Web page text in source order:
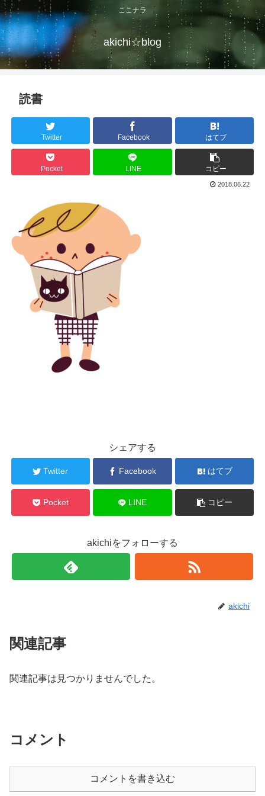
ここナラ
akichi☆blog
読書
Twitter Facebook はてブ
Pocket LINE コピー
2018.06.22
シェアする
Twitter Facebook はてブ
Pocket LINE コピー
akichiをフォローする
akichi
関連記事
関連記事は見つかりませんでした。
コメント
コメントを書き込む